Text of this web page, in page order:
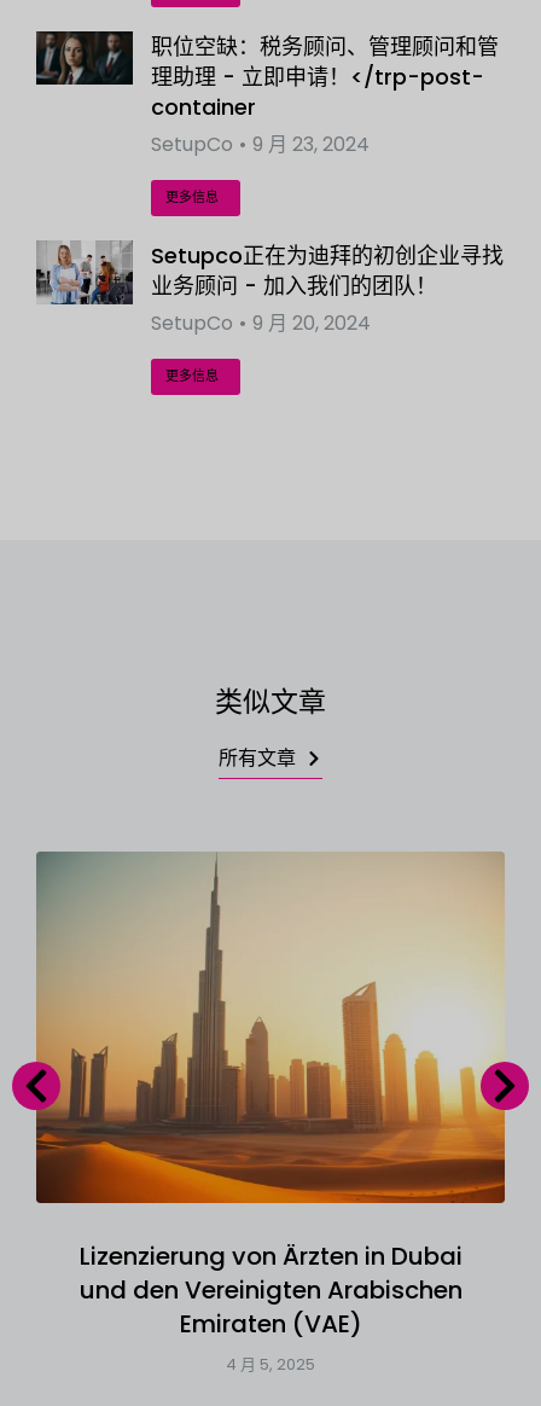
职位空缺：税务顾问、管理顾问和管
理助理 - 立即申请！</trp-post-
container
SetupCo 9 月 23, 2024
更多信息
Setupco正在为迪拜的初创企业寻找
业务顾问 - 加入我们的团队！
SetupCo 9 月 20, 2024
更多信息
类似文章
所有文章
Lizenzierung von Ärzten in Dubai
und den Vereinigten Arabischen
Emiraten (VAE)
4 月 5, 2025